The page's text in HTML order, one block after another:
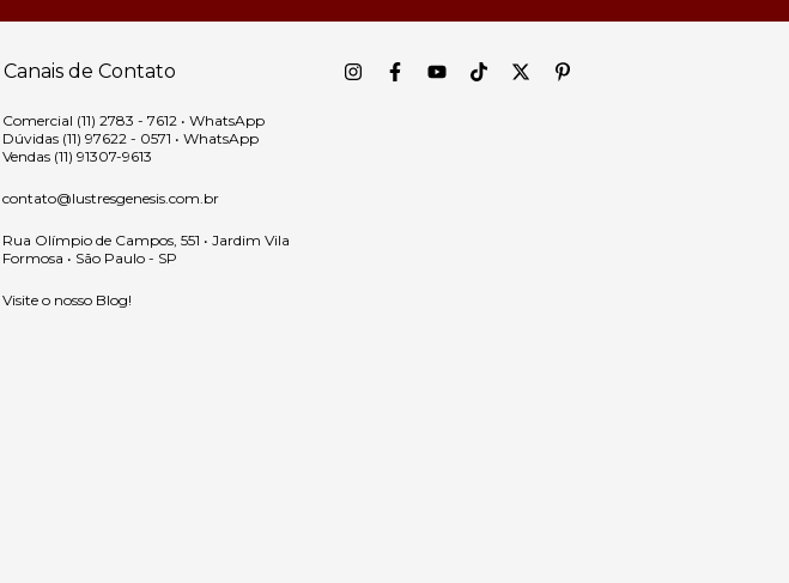
Canais de Contato
Comercial (11) 2783 - 7612 • WhatsApp
Dúvidas (11) 97622 - 0571 • WhatsApp
Vendas (11) 91307-9613
contato@lustresgenesis.com.br
Rua Olímpio de Campos, 551 • Jardim Vila
Formosa • São Paulo - SP
Visite o nosso Blog!